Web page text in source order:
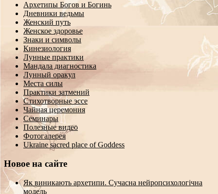
Архетипы Богов и Богинь
Дневники ведьмы
Женский путь
Женское здоровье
Знаки и символы
Кинезиология
Лунные практики
Мандала диагностика
Лунный оракул
Места силы
Практики затмений
Стихотворные эссе
Чайная церемония
Семинары
Полезные видео
Фотогалерея
Ukraine sacred place of Goddess
Новое на сайте
Як виникають архетипи. Сучасна нейропсихологічна
модель